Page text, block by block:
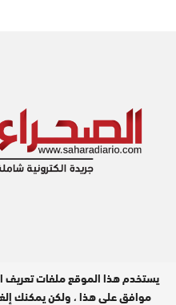
مدير النشر : عبد الله بيه
يستخدم هذا الموقع ملفات تعريف
موافق على هذا ، ولكن يمكنك